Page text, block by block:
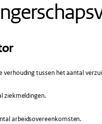
verhouding tussen het aantal
ziekmeldingen.
arbeidsovereenkomsten.